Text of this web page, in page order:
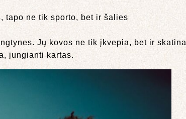
tapo ne tik sporto, bet ir šalies
Jų kovos ne tik įkvepia, bet ir skatina
jungianti kartas.